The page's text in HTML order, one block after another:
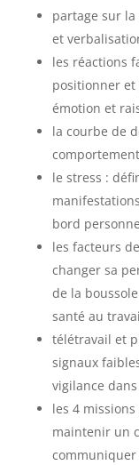
partage sur
et
les réactions
positionner
émotion et
la courbe de
le stress :
bord
les facteurs
changer sa
de la
santé au
télétravail et
signaux
vigilance dans
les 4
maintenir un